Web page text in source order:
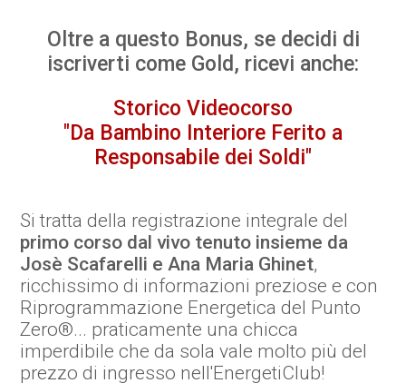
Oltre a questo Bonus, se decidi di
iscriverti come Gold, ricevi anche:
Storico Videocorso
"Da Bambino Interiore Ferito a
Responsabile dei Soldi"
Si tratta della registrazione integrale del
primo corso dal vivo tenuto insieme da
Josè Scafarelli e Ana Maria Ghinet,
ricchissimo di informazioni preziose e con
Riprogrammazione Energetica del Punto
Zero®... praticamente una chicca
imperdibile che da sola vale molto più del
prezzo di ingresso nell'EnergetiClub!